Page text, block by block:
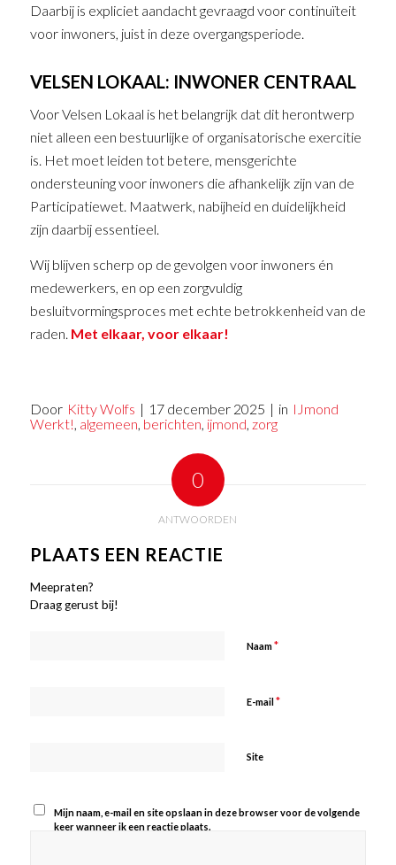
Daarbij is expliciet aandacht gevraagd voor continuïteit
voor inwoners, juist in deze overgangsperiode.
VELSEN LOKAAL: INWONER CENTRAAL
Voor Velsen Lokaal is het belangrijk dat dit herontwerp
niet alleen een bestuurlijke of organisatorische exercitie
is. Het moet leiden tot betere, mensgerichte
ondersteuning voor inwoners die afhankelijk zijn van de
Participatiewet. Maatwerk, nabijheid en duidelijkheid
zijn daarbij essentieel.
Wij blijven scherp op de gevolgen voor inwoners én
medewerkers, en op een zorgvuldig
besluitvormingsproces met echte betrokkenheid van de
raden. Met elkaar, voor elkaar!
Door Kitty Wolfs | 17 december 2025 | in IJmond
Werkt!, algemeen, berichten, ijmond, zorg
0
ANTWOORDEN
PLAATS EEN REACTIE
Meepraten?
Draag gerust bij!
Naam*
E-mail *
Site
Mijn naam, e-mail en site opslaan in deze browser voor de volgende
keer wanneer ik een reactie plaats.